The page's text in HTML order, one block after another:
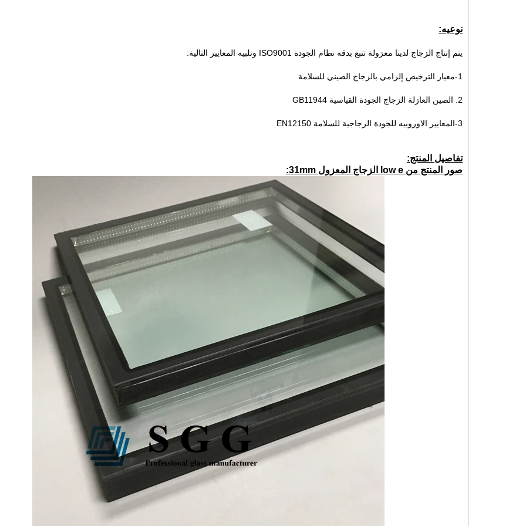
نوعيه:
يتم إنتاج الزجاج لدينا معزولة تتبع بدقه نظام الجودة ISO9001 وتلبيه المعايير التالية:
1-معيار الترخيص إلزامي بالزجاج الصيني للسلامة
2. الصين العازلة الزجاج الجودة القياسية GB11944
3-المعايير الاوروبيه للجودة الزجاجية للسلامة EN12150
تفاصيل المنتج:
صور المنتج من low e الزجاج المعزول 31mm: